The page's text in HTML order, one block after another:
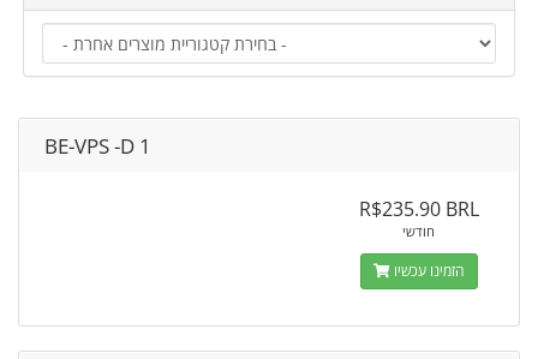
BE-VPS -D 1
R$235.90 BRL
חודשי
הזמינו עכשיו